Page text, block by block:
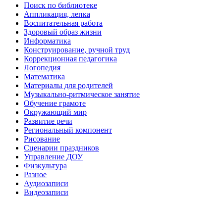
Поиск по библиотеке
Аппликация, лепка
Воспитательная работа
Здоровый образ жизни
Информатика
Конструирование, ручной труд
Коррекционная педагогика
Логопедия
Математика
Материалы для родителей
Музыкально-ритмическое занятие
Обучение грамоте
Окружающий мир
Развитие речи
Региональный компонент
Рисование
Сценарии праздников
Управление ДОУ
Физкультура
Разное
Аудиозаписи
Видеозаписи